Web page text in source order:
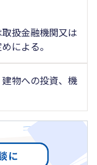
扱金融機関又は
による。
物への投資、機